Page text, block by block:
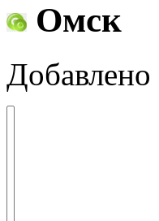
Омск
Добавлено